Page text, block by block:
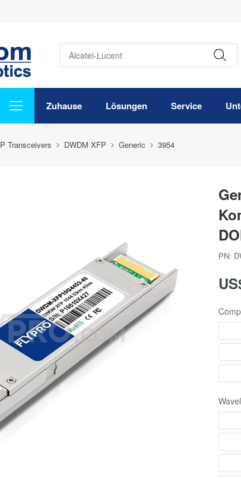
Zuhause Lösungen Service
Transceivers DWDM XFP Generic 3954
PN: